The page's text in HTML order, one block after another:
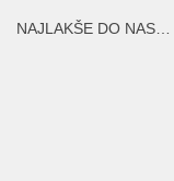
NAJLAKŠE DO NAS…